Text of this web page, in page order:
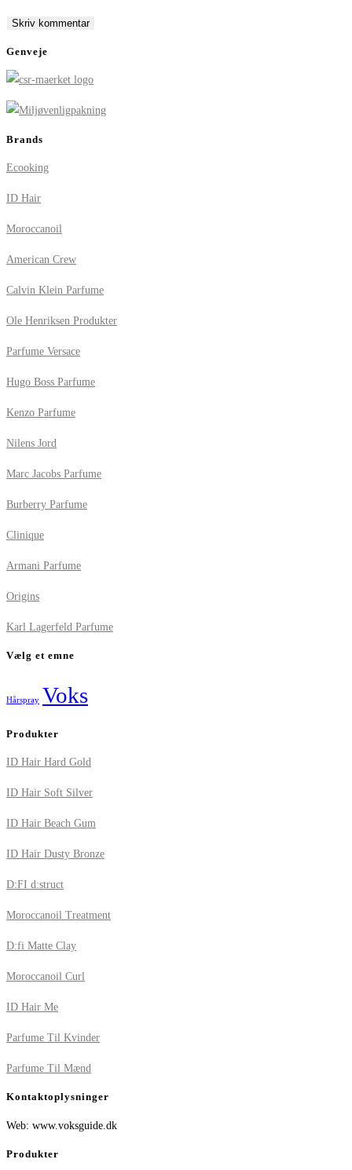
comment
comment
(optional)
Genveje
Brands
Ecooking
ID Hair
Moroccanoil
American Crew
Calvin Klein Parfume
Ole Henriksen Produkter
Parfume Versace
Hugo Boss Parfume
Kenzo Parfume
Nilens Jord
Marc Jacobs Parfume
Burberry Parfume
Clinique
Armani Parfume
Origins
Karl Lagerfeld Parfume
Vælg et emne
Hårspray Voks
Produkter
ID Hair Hard Gold
ID Hair Soft Silver
ID Hair Beach Gum
ID Hair Dusty Bronze
D:FI d:struct
Moroccanoil Treatment
D:fi Matte Clay
Moroccanoil Curl
ID Hair Me
Parfume Til Kvinder
Parfume Til Mænd
Kontaktoplysninger
Web: www.voksguide.dk
Produkter